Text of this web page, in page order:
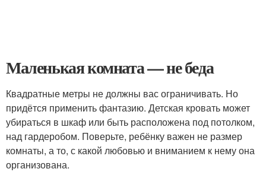
Маленькая комната — не беда
Квадратные метры не должны вас ограничивать. Но
придётся применить фантазию. Детская кровать может
убираться в шкаф или быть расположена под потолком,
над гардеробом. Поверьте, ребёнку важен не размер
комнаты, а то, с какой любовью и вниманием к нему она
организована.